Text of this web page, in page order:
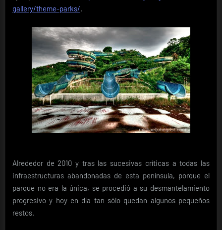
gallery/theme-parks/.
Alrededor de 2010 y tras las sucesivas críticas a todas las
infraestructuras abandonadas de esta península, porque el
parque no era la única, se procedió a su desmantelamiento
progresivo y hoy en día tan sólo quedan algunos pequeños
restos.